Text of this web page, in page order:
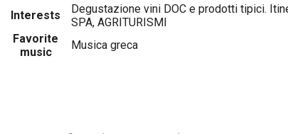
Interests
Degustazione vini DOC e prodotti tipici.
SPA, AGRITURISMI
Favorite
music
Musica greca